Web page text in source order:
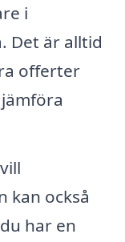
i
Det är alltid
offerter
kan också
har en